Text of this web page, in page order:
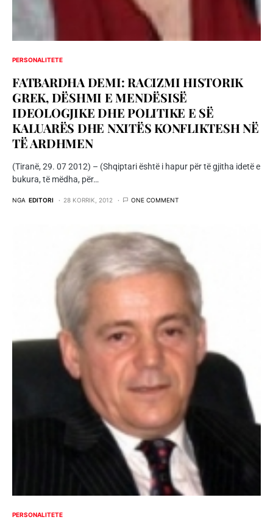
PERSONALITETE
FATBARDHA DEMI: RACIZMI HISTORIK
GREK, DËSHMI E MENDËSISË
IDEOLOGJIKE DHE POLITIKE E SË
KALUARËS DHE NXITËS KONFLIKTESH NË
TË ARDHMEN
(Tiranë, 29. 07 2012) – (Shqiptari është i hapur për të gjitha idetë e
bukura, të mëdha, për…
NGA EDITORI 28 KORRIK, 2012 ONE COMMENT
PERSONALITETE